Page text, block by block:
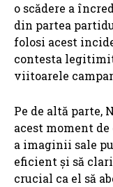
o scădere a
din partea
folosi acest
contesta
viitoarele
Pe de altă parte,
acest moment
a imaginii sale
eficient și să
crucial ca el să